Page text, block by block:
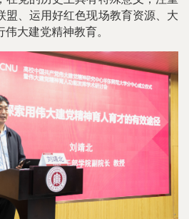
盟、运用好红色现场教育资源、大
大建党精神教育。